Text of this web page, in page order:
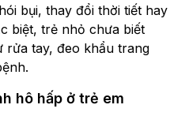
bụi, thay đổi thời tiết hay
biệt, trẻ nhỏ chưa biết
rửa tay, đeo khẩu trang
hô hấp ở trẻ em